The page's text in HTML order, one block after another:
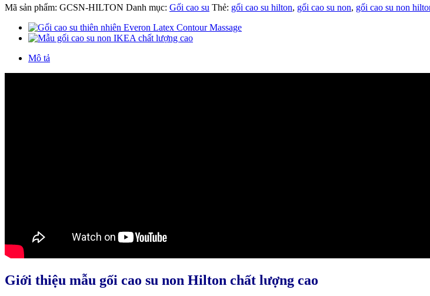
Mã sản phẩm: GCSN-HILTON Danh mục: Gối cao su Thẻ: gối cao su hilton, gối cao su non, gối cao su non
Mô tả
Giới thiệu mẫu gối cao su non Hilton chất lượng cao